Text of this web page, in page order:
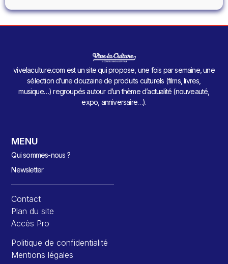
vivelaculture.com est un site qui propose, une fois par semaine, une
sélection d’une douzaine de produits culturels (films, livres,
musique…) regroupés autour d’un thème d’actualité (nouveauté,
expo, anniversaire…).
MENU
Qui sommes-nous ?
Newsletter
Contact
Plan du site
Accès Pro
Politique de confidentialité
Mentions légales